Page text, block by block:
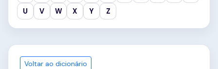
Voltar ao dicionário
U
V W X Y Z